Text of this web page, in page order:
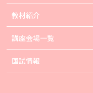
教材紹介
講座会場一覧
国試情報